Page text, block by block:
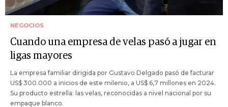
NEGOCIOS
Cuando una empresa de velas pasó a jugar en
ligas mayores
La empresa familiar dirigida por Gustavo Delgado pasó de facturar
US$ 300.000 a inicios de este milenio, a US$ 6,7 millones en 2024.
Su producto estrella: las velas, reconocidas a nivel nacional por su
empaque blanco.